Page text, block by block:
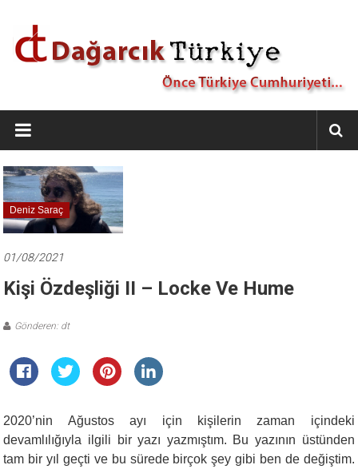
Dağarcık
Türkiye
Önce
Türkiye
Cumhuriyeti…
Deniz Saraç
01/08/2021
Kişi Özdeşliği II – Locke Ve Hume
Gönderen: dt
2020’nin Ağustos ayı için kişilerin zaman içindeki
devamlılığıyla ilgili bir yazı yazmıştım. Bu yazının üstünden
tam bir yıl geçti ve bu sürede birçok şey gibi ben de değiştim.